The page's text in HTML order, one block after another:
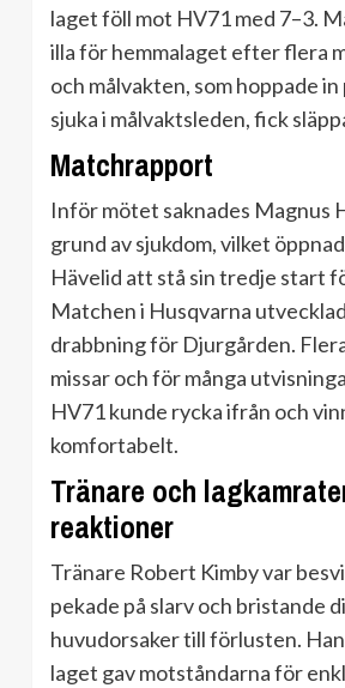
laget föll mot HV71 med 7–3.
illa för hemmalaget efter flera
och målvakten, som hoppade in
sjuka i målvaktsleden, fick
Matchrapport
Inför mötet saknades Magnus
grund av sjukdom, vilket
Hävelid att stå sin tredje start
Matchen i Husqvarna
drabbning för Djurgården.
missar och för många
HV71 kunde rycka ifrån och
komfortabelt.
Tränare och
reaktioner
Tränare Robert Kimby var
pekade på slarv och bristande
huvudorsaker till förlusten.
laget gav motståndarna för